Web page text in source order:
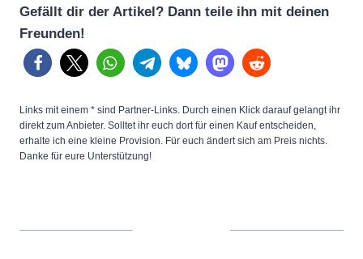
Gefällt dir der Artikel? Dann teile ihn mit deinen
Freunden!
Links mit einem * sind Partner-Links. Durch einen Klick darauf gelangt ihr
direkt zum Anbieter. Solltet ihr euch dort für einen Kauf entscheiden,
erhalte ich eine kleine Provision. Für euch ändert sich am Preis nichts.
Danke für eure Unterstützung!